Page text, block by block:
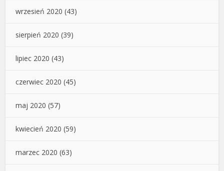
wrzesień 2020 (43)
sierpień 2020 (39)
lipiec 2020 (43)
czerwiec 2020 (45)
maj 2020 (57)
kwiecień 2020 (59)
marzec 2020 (63)